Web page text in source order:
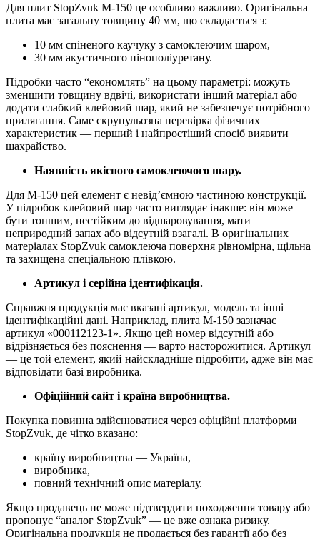
Для плит StopZvuk М-150 це особливо важливо. Оригінальна
плита має загальну товщину 40 мм, що складається з:
10 мм спіненого каучуку з самоклеючим шаром,
30 мм акустичного пінополіуретану.
Підробки часто “економлять” на цьому параметрі: можуть
зменшити товщину вдвічі, використати інший матеріал або
додати слабкий клейовий шар, який не забезпечує потрібного
прилягання. Саме скрупульозна перевірка фізичних
характеристик — перший і найпростіший спосіб виявити
шахрайство.
Наявність якісного самоклеючого шару.
Для М-150 цей елемент є невід’ємною частиною конструкції.
У підробок клейовий шар часто виглядає інакше: він може
бути тоншим, нестійким до відшаровування, мати
неприродний запах або відсутній взагалі. В оригінальних
матеріалах StopZvuk самоклеюча поверхня рівномірна, щільна
та захищена спеціальною плівкою.
Артикул і серійна ідентифікація.
Справжня продукція має вказані артикул, модель та інші
ідентифікаційні дані. Наприклад, плита М-150 зазначає
артикул «000112123-1». Якщо цей номер відсутній або
відрізняється без пояснення — варто насторожитися. Артикул
— це той елемент, який найскладніше підробити, адже він має
відповідати базі виробника.
Офіційний сайт і країна виробництва.
Покупка повинна здійснюватися через офіційні платформи
StopZvuk, де чітко вказано:
країну виробництва — Україна,
виробника,
повний технічний опис матеріалу.
Якщо продавець не може підтвердити походження товару або
пропонує “аналог StopZvuk” — це вже ознака ризику.
Оригінальна продукція не продається без гарантії або без